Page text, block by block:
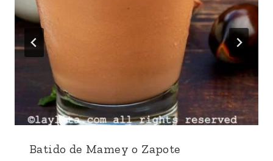
Batido de Mamey o Zapote